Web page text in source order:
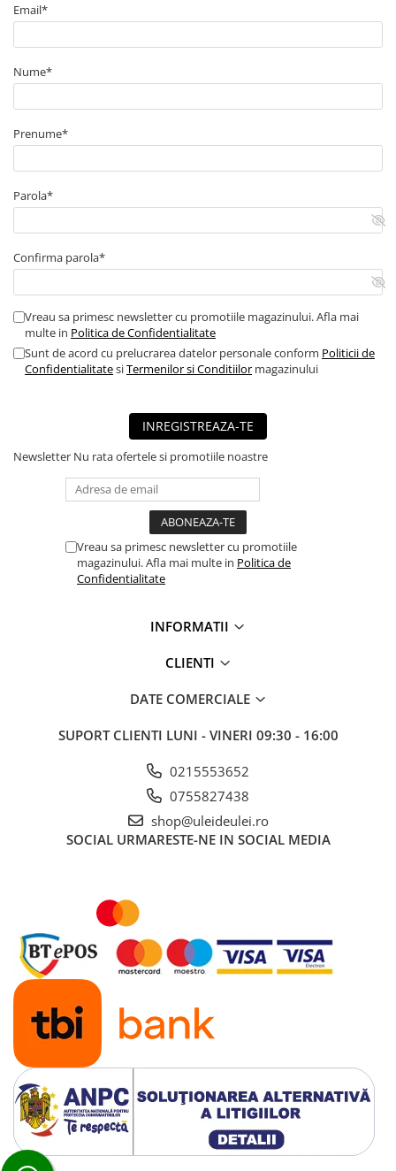
■ Stergatoare auto
■ Suporturi portbagaj
■ Consumabile service
■ Echipamente de ridicare
■ Produse sezoniere
■ Echipamente atelier
■ Scule si echipamente
pneumatice
■ Odorizanti auto
■ Lampi camioane
■ Carlige remorcare
■ Accesorii vehicule electrice
■ Vulcanizare
■ Vopsea spray
■ Sistem AC
► Ulei motor autoturisme
■ Ulei motor RAVENOL
■ Ulei motor MOTUL
■ Ulei motor FUCHS
■ Ulei motor SHELL
■ Ulei motor ELF
■ Ulei motor METABOND
■ Ulei motor MANNOL
■ Ulei motor KROON
■ Ulei motor KROSS
■ Ulei motor SELENIA
■ Ulei motor CYCLON
■ Ulei motor OEM
Ulei motor DACIA
Ulei motor RENAULT
Email*
Nume*
Prenume*
Parola*
Confirma parola*
Vreau sa primesc newsletter cu promotiile magazinului. Afla mai
multe in Politica de Confidentialitate
Sunt de acord cu prelucrarea datelor personale conform Politicii de
ConfidentialitatesiTermenilor si Conditiilor magazinului
INREGISTREAZA-TE
Newsletter Nu rata ofertele si promotiile noastre
Vreau sa primesc newsletter cu promotiile
magazinului. Afla mai multe in Politica de
Confidentialitate
INFORMATII
CLIENTI
DATE COMERCIALE
SUPORT CLIENTI LUNI - VINERI 09:30 - 16:00
0215553652
0755827438
shop@uleideulei.ro
SOCIAL URMARESTE-NE IN SOCIAL MEDIA